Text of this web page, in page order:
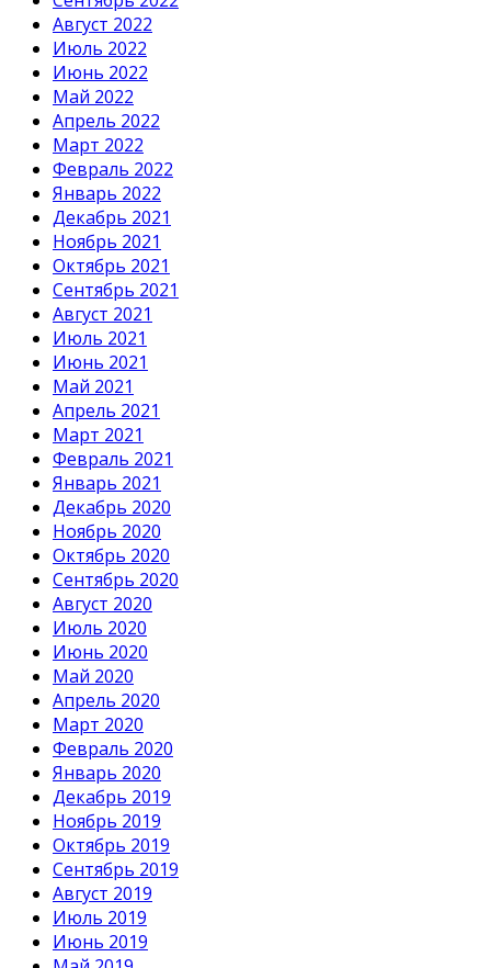
Август 2022
Июль 2022
Июнь 2022
Май 2022
Апрель 2022
Март 2022
Февраль 2022
Январь 2022
Декабрь 2021
Ноябрь 2021
Октябрь 2021
Сентябрь 2021
Август 2021
Июль 2021
Июнь 2021
Май 2021
Апрель 2021
Март 2021
Февраль 2021
Январь 2021
Декабрь 2020
Ноябрь 2020
Октябрь 2020
Сентябрь 2020
Август 2020
Июль 2020
Июнь 2020
Май 2020
Апрель 2020
Март 2020
Февраль 2020
Январь 2020
Декабрь 2019
Ноябрь 2019
Октябрь 2019
Сентябрь 2019
Август 2019
Июль 2019
Июнь 2019